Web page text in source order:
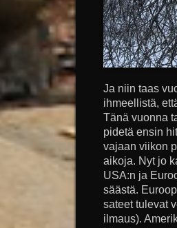
Ja niin taas
ihmeellistä,
Tänä vuonna
pidetä ensin
vajaan viikon
aikoja. Nyt jo
USA:n ja
säästä.
sateet tulevat
ilmaus).